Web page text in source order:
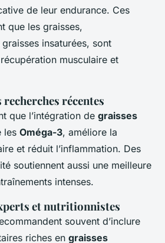
de leur endurance. Ces
que les graisses,
graisses insaturées, sont
musculaire et
recherches récentes
que l’intégration de graisses
les Oméga-3, améliore la
et réduit l’inflammation. Des
soutiennent aussi une meilleure
intenses.
et nutritionnistes
souvent d’inclure
riches en graisses